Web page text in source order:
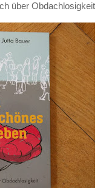
über Obdachlosigkeit